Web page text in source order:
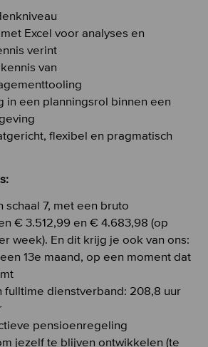
Excel voor analyses en
verint
van
in een planningsrol binnen een
flexibel en pragmatisch
schaal 7, met een bruto
€ 3.512,99 en € 4.683,98 (op
week). En dit krijg je ook van ons:
13e maand, op een moment dat
fulltime dienstverband: 208,8 uur
pensioenregeling
jezelf te blijven ontwikkelen (te